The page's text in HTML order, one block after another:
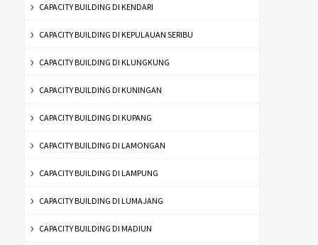
CAPACITY BUILDING DI KENDARI
CAPACITY BUILDING DI KEPULAUAN SERIBU
CAPACITY BUILDING DI KLUNGKUNG
CAPACITY BUILDING DI KUNINGAN
CAPACITY BUILDING DI KUPANG
CAPACITY BUILDING DI LAMONGAN
CAPACITY BUILDING DI LAMPUNG
CAPACITY BUILDING DI LUMAJANG
CAPACITY BUILDING DI MADIUN